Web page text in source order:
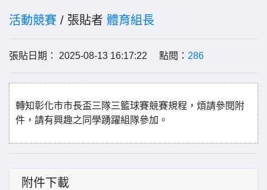
活動競賽 / 張貼者 體育組長
張貼日期： 2025-08-13 16:17:22 點閱： 286
轉知彰化市市長盃三隊三籃球賽競賽規程，煩請參閱附
件，請有興趣之同學踴躍組隊參加。
附件下載